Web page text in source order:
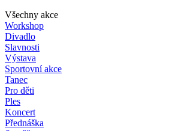
Všechny akce
Workshop
Divadlo
Slavnosti
Výstava
Sportovní akce
Tanec
Pro děti
Ples
Koncert
Přednáška